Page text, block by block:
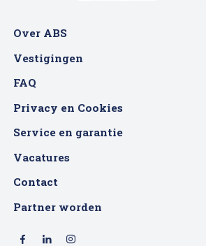
Over ABS
Vestigingen
FAQ
Privacy en Cookies
Service en garantie
Vacatures
Contact
Partner worden